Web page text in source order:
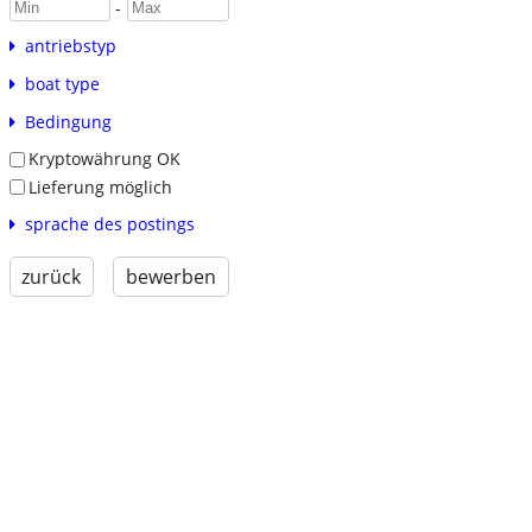
-
antriebstyp
boat type
Bedingung
Kryptowährung OK
Lieferung möglich
sprache des postings
zurück bewerben